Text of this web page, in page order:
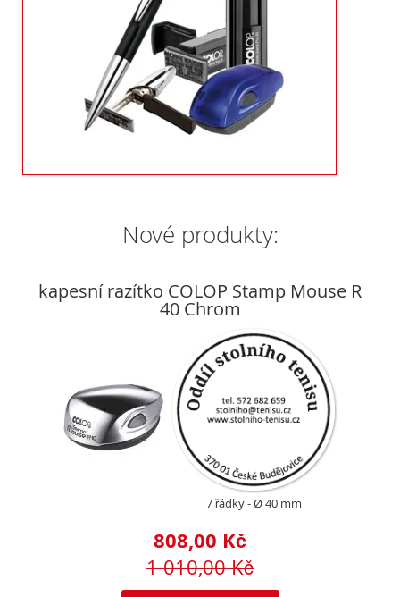
Kapesní razítkaKapesní razítka vhodná na cesty
i do kanceláře.
Budete jej mít vždy při sobě. A
navíc vypadají velmi dobře jako designový
doplňek.
Nové produkty:
kapesní razítko COLOP Stamp Mouse R
40 Chrom
7 řádky Ø 40 mm
808,00 Kč
1 010,00 Kč